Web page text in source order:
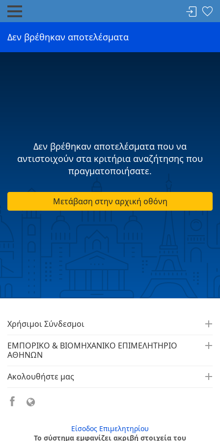
Δεν βρέθηκαν αποτελέσματα
Δεν βρέθηκαν αποτελέσματα που να
αντιστοιχούν στα κριτήρια αναζήτησης που
πραγματοποιήσατε.
Μετάβαση στην αρχική οθόνη
Χρήσιμοι Σύνδεσμοι
ΕΜΠΟΡΙΚΟ & ΒΙΟΜΗΧΑΝΙΚΟ ΕΠΙΜΕΛΗΤΗΡΙΟ
ΑΘΗΝΩΝ
Ακολουθήστε μας
Είσοδος Επιμελητηρίου
Το σύστημα εμφανίζει ακριβή στοιχεία του